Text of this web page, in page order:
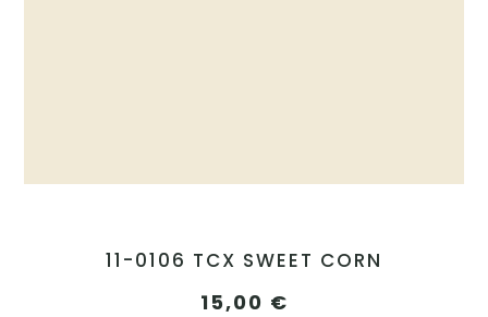
11-0106 TCX SWEET CORN
15,00 €